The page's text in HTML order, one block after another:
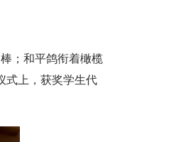
；和平鸽衔着橄榄
式上，获奖学生代